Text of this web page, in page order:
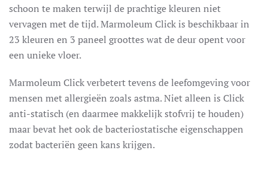
schoon te maken terwijl de prachtige kleuren niet
vervagen met de tijd. Marmoleum Click is beschikbaar in
23 kleuren en 3 paneel groottes wat de deur opent voor
een unieke vloer.
Marmoleum Click verbetert tevens de leefomgeving voor
mensen met allergieën zoals astma. Niet alleen is Click
anti-statisch (en daarmee makkelijk stofvrij te houden)
maar bevat het ook de bacteriostatische eigenschappen
zodat bacteriën geen kans krijgen.